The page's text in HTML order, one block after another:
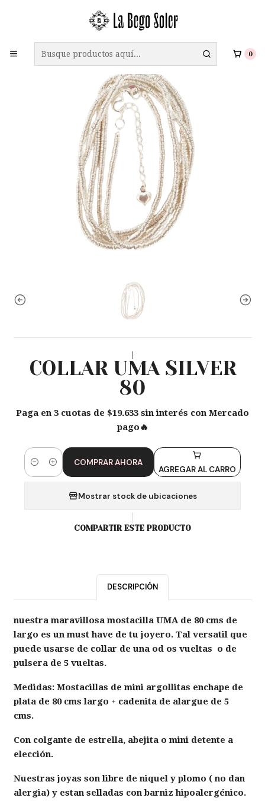
0
ENVÍO GRATIS A TODO CHILE EN COMPRAS SOBRE $69.990
|
COLLAR UMA SILVER
80
Paga en 3 cuotas de $19.633 sin interés con Mercado
pago🔥
Cantidad AGREGAR AL CARRO
COMPRAR AHORA
Mostrar stock de ubicaciones
COMPARTIR ESTE PRODUCTO
DESCRIPCIÓN
nuestra maravillosa mostacilla UMA de 80 cms de
largo es un must have de tu joyero. Tal versatil que
puede usarse de collar de una od os vueltas o de
pulsera de 5 vueltas.
Medidas: Mostacillas de mini argollitas enchape de
plata de 80 cms largo + cadenita de alargue de 5
cms.
Con colgante de estrella, abejita o mini detente a
elección.
Nuestras joyas son libre de niquel y plomo ( no dan
alergia) y estan selladas con barniz hipoalergénico.